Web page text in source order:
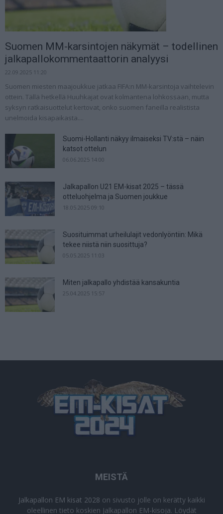
Suomen MM-karsintojen näkymät – todellinen
jalkapallokommentaattorin analyysi
22.09.2025 11:20
Suomen miesten maajoukkue jatkaa FIFA:n MM-karsintoja vaihtelevin
ottein. Tällä hetkellä Huuhkajat ovat kolmantena lohkossaan, mutta
syksyn ratkaisuottelut kertovat, onko suomen faneilla realistista
unelmoida kisapaikasta....
Suomi-Hollanti näkyy ilmaiseksi TV:stä – näin
katsot ottelun
06.06.2025 14:00
Jalkapallon U21 EM-kisat 2025 – tässä
otteluohjelma ja Suomen joukkue
18.05.2025 09:10
Suosituimmat urheilulajit vedonlyöntiin: Mikä
tekee niistä niin suosittuja?
05.05.2025 11:03
Miten jalkapallo yhdistää kansakuntia
25.04.2025 15:57
MEISTÄ
Jalkapallon EM kisat 2028 on sivusto jolle on kerätty kaikki
oleellinen tieto koskien Jalkapallon EM-kisoja. Löydät